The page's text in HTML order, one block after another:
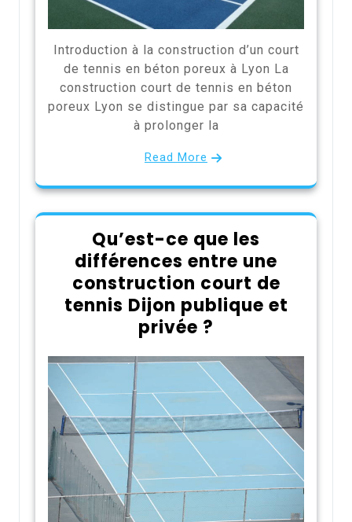
Introduction à la construction d’un court
de tennis en béton poreux à Lyon La
construction court de tennis en béton
poreux Lyon se distingue par sa capacité
à prolonger la
Read More
Qu’est-ce que les
différences entre une
construction court de
tennis Dijon publique et
privée ?